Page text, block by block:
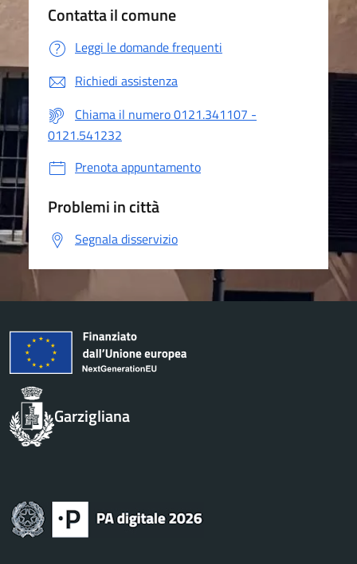
AMMINISTRAZIONE
Organi di Governo
Aree Amministrative
Uffici
Documenti e Dati
Enti e Fondazioni
Personale Amministrativo
CATEGORIE DI SERVIZIO
Agricoltura e pesca
Ambiente
Anagrafe e stato civile
Autorizzazioni
Catasto e urbanistica